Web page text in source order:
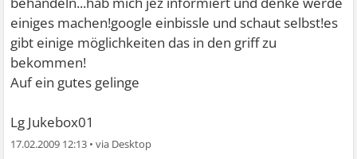
einiges machen!google einbissle und schaut selbst!es
gibt einige möglichkeiten das in den griff zu
bekommen!
Auf ein gutes gelinge
Lg Jukebox01
17.02.2009 12:13 •